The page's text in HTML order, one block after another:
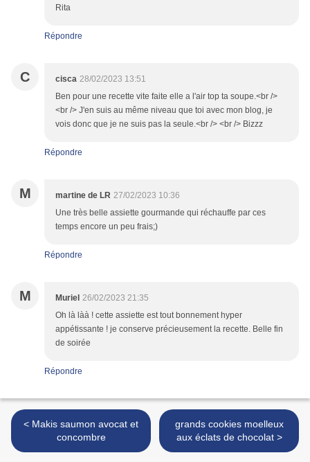
Rita
Répondre
C cisca 28/02/2023 13:51
Ben pour une recette vite faite elle a l'air top ta soupe.<br />
<br /> J'en suis au même niveau que toi avec mon blog, je
vois donc que je ne suis pas la seule.<br /> <br /> Bizzz
Répondre
M martine de LR 27/02/2023 10:36
Une très belle assiette gourmande qui réchauffe par ces
temps encore un peu frais;)
Répondre
M Muriel 26/02/2023 21:35
Oh là làà ! cette assiette est tout bonnement hyper
appétissante ! je conserve précieusement la recette. Belle fin
de soirée
Répondre
< Makis saumon avocat et
concombre
grands cookies moelleux
aux éclats de chocolat >